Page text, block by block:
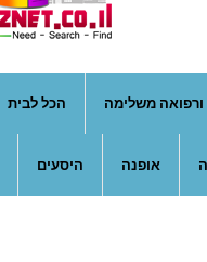
ורפואה משלימה הכל לבית
אופנה היסעים